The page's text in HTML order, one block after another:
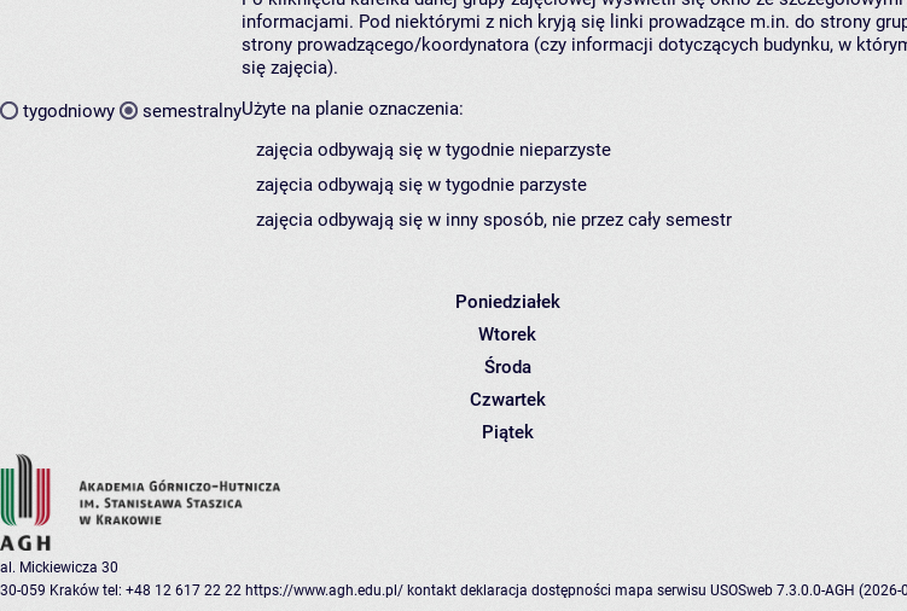
tygodniowy semestralny
informacjami. Pod niektórymi z nich kryją się linki prowadzące m.in. do strony
strony prowadzącego/koordynatora (czy informacji dotyczących budynku, w
się zajęcia).
Użyte na planie oznaczenia:
zajęcia odbywają się w tygodnie nieparzyste
zajęcia odbywają się w tygodnie parzyste
zajęcia odbywają się w inny sposób, nie przez cały semestr
Poniedziałek
Wtorek
Środa
Czwartek
Piątek
al. Mickiewicza 30
30-059 Kraków tel: +48 12 617 22 22 https://www.agh.edu.pl/ kontakt deklaracja dostępności mapa serwisu USOSweb 7.3.0.0-AGH (2026-